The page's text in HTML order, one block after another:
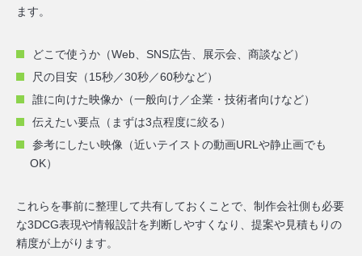
ます。
どこで使うか（Web、SNS広告、展示会、商談など）
尺の目安（15秒／30秒／60秒など）
誰に向けた映像か（一般向け／企業・技術者向けなど）
伝えたい要点（まずは3点程度に絞る）
参考にしたい映像（近いテイストの動画URLや静止画でも
OK）
これらを事前に整理して共有しておくことで、制作会社側も必要
な3DCG表現や情報設計を判断しやすくなり、提案や見積もりの
精度が上がります。